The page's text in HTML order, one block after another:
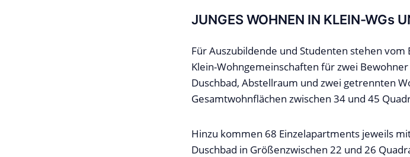
JUNGES WOHNEN IN KLEIN-WGs
Für Auszubildende und Studenten stehen vom
Klein-Wohngemeinschaften für zwei
Duschbad, Abstellraum und zwei getrennten
Gesamtwohnflächen zwischen 34 und 45
Hinzu kommen 68 Einzelapartments jeweils
Duschbad in Größenzwischen 22 und 26